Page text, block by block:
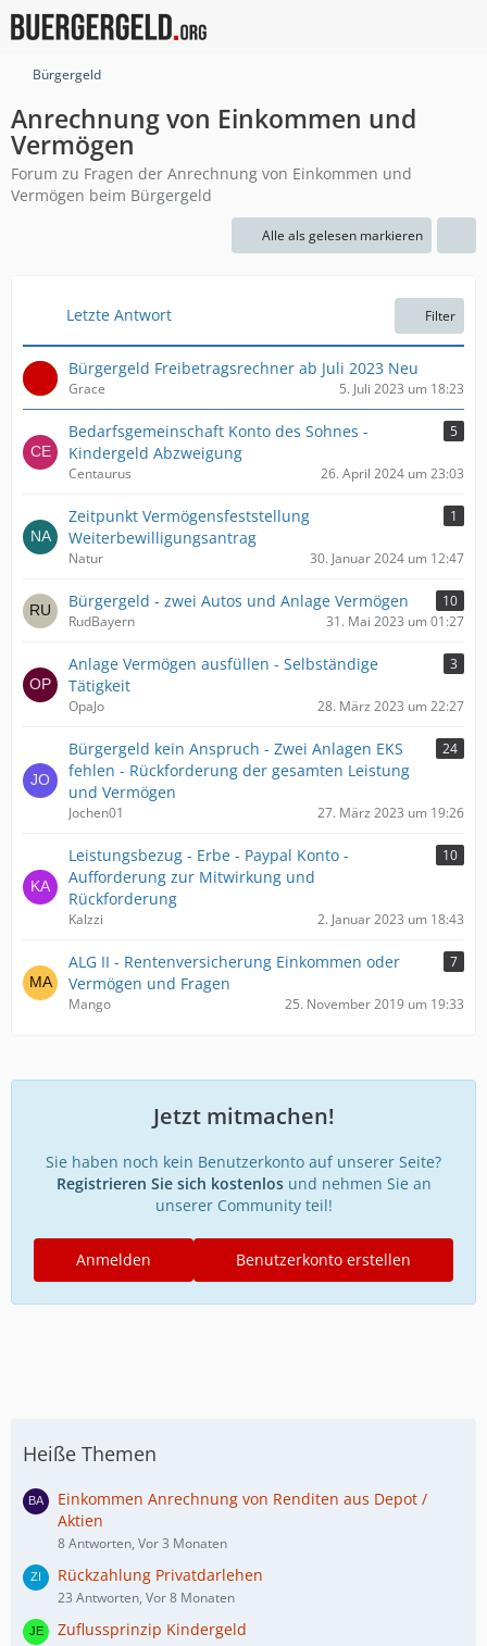
Bürgergeld
Anrechnung von Einkommen und
Vermögen
Forum zu Fragen der Anrechnung von Einkommen und
Vermögen beim Bürgergeld
Alle als gelesen markieren
Letzte Antwort Filter
Bürgergeld Freibetragsrechner ab Juli 2023 Neu
Grace 5. Juli 2023 um 18:23
Bedarfsgemeinschaft Konto des Sohnes -
Kindergeld Abzweigung
5
Centaurus 26. April 2024 um 23:03
Zeitpunkt Vermögensfeststellung
Weiterbewilligungsantrag
1
Natur 30. Januar 2024 um 12:47
Bürgergeld - zwei Autos und Anlage Vermögen
10
RudBayern
31. Mai 2023 um 01:27
Anlage Vermögen ausfüllen - Selbständige
Tätigkeit
3
OpaJo 28. März 2023 um 22:27
Bürgergeld kein Anspruch - Zwei Anlagen EKS
fehlen - Rückforderung der gesamten Leistung
und Vermögen
24
Jochen01 27. März 2023 um 19:26
Leistungsbezug - Erbe - Paypal Konto -
Aufforderung zur Mitwirkung und
Rückforderung
10
Kalzzi 2. Januar 2023 um 18:43
ALG II - Rentenversicherung Einkommen oder
Vermögen und Fragen
7
Mango 25. November 2019 um 19:33
Jetzt mitmachen!
Sie haben noch kein Benutzerkonto auf unserer Seite?
Registrieren Sie sich kostenlosund nehmen Sie an
unserer Community teil!
Benutzerkonto erstellen
Anmelden
Heiße Themen
Einkommen Anrechnung von Renditen aus Depot /
Aktien
8 Antworten, Vor 3 Monaten
Rückzahlung Privatdarlehen
23 Antworten, Vor 8 Monaten
Zuflussprinzip Kindergeld